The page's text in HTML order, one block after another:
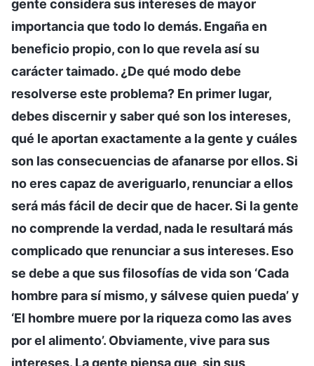
gente considera sus intereses de mayor
importancia que todo lo demás. Engaña en
beneficio propio, con lo que revela así su
carácter taimado. ¿De qué modo debe
resolverse este problema? En primer lugar,
debes discernir y saber qué son los intereses,
qué le aportan exactamente a la gente y cuáles
son las consecuencias de afanarse por ellos. Si
no eres capaz de averiguarlo, renunciar a ellos
será más fácil de decir que de hacer. Si la gente
no comprende la verdad, nada le resultará más
complicado que renunciar a sus intereses. Eso
se debe a que sus filosofías de vida son ‘Cada
hombre para sí mismo, y sálvese quien pueda’ y
‘El hombre muere por la riqueza como las aves
por el alimento’. Obviamente, vive para sus
intereses. La gente piensa que, sin sus